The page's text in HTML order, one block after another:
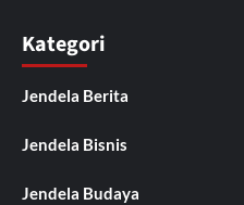
Kategori
Jendela Berita
Jendela Bisnis
Jendela Budaya